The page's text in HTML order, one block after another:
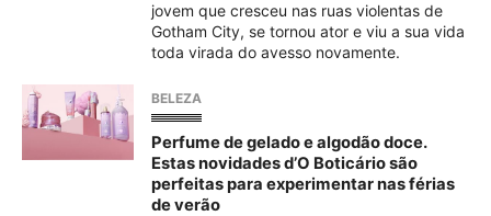
jovem que cresceu nas ruas violentas de
Gotham City, se tornou ator e viu a sua vida
toda virada do avesso novamente.
BELEZA
Perfume de gelado e algodão doce.
Estas novidades d’O Boticário são
perfeitas para experimentar nas férias
de verão